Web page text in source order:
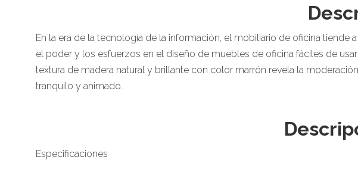
En la era de la tecnología de la información, el mobiliario de oficina
el poder y los esfuerzos en el diseño de muebles de oficina fáciles de
textura de madera natural y brillante con color marrón revela la
tranquilo y animado.
Especificaciones